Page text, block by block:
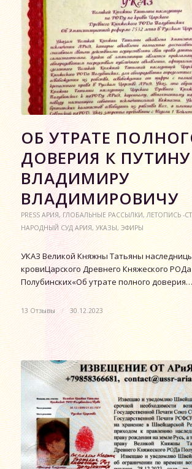
ОБ УТРАТЕ
ДОВЕРИЯ К ПУТИНУ
ВЛАДИМИРУ
ВЛАДИМИРОВИЧУ
PRESS АРИЯ,ГЛОБАЛЬНЫЕ РАССЫЛКИ,ЛЕТОПИСЬ -
НАРОДНЫЙ СУД АРИЯ,УКАЗЫ,ЭФИРЫ
УКАЗ Великой Княжны Татьяны
кровиЦарского Древнего Княжеского РОДа
Полубинских«Об утрате полного доверия…
13 Отзывы / 30.12.2023